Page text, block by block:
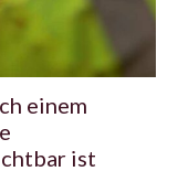
einem
ist